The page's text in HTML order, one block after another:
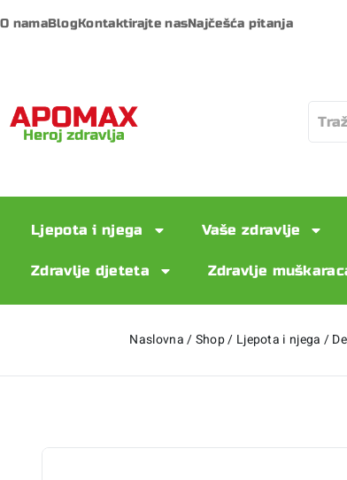
O namaBlogKontaktirajte nasNajčešća pitanja
Ljepota i njega Vaše zdravlje
Zdravlje djeteta Zdravlje
Naslovna/Shop/ Ljepota i njega /